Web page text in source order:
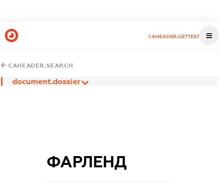
CAHEADER.GETTEST
CAHEADER.SEARCH
document.dossier
ФАРЛЕНД